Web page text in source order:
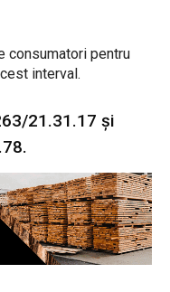
consumatori pentru
interval.
21.31.17 şi